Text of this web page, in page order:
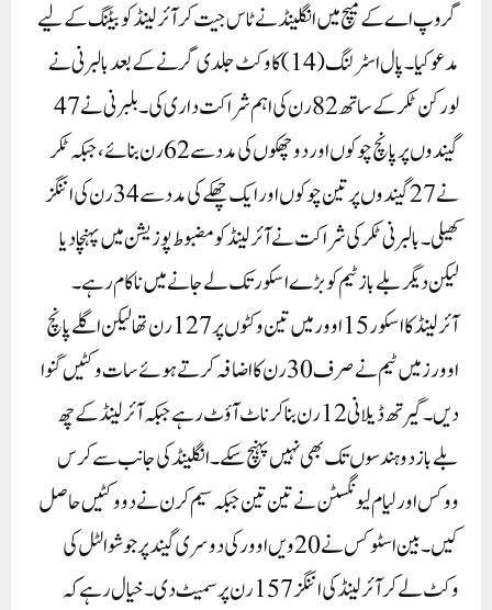
گروپ اے کے میچ میں انگلینڈ نے ٹاس جیت کر آئرلینڈ کو بیٹنگ کے لیے
مدعو کیا۔ پال اسٹرلنگ (14) کا وکٹ جلدی گرنے کے بعد بالبرنی نے
لورکن ٹکر کے ساتھ 82 رن کی اہم شراکت داری کی۔ بلبرنی نے 47
گیندوں پر پانچ چوکوں اور دو چھکوں کی مدد سے 62 رن بنائے، جبکہ ٹکر
نے 27 گیندوں پر تین چوکوں اور ایک چھکے کی مدد سے 34 رن کی اننگز
کھیلی۔بالبرنی ٹکر کی شراکت نے آئرلینڈ کو مضبوط پوزیشن میں پہنچا دیا
لیکن دیگر بلے باز ٹیم کو بڑے اسکور تک لے جانے میں ناکام رہے۔
آئرلینڈ کا اسکور 15 اوور میں تین وکٹوں پر 127 رن تھا لیکن اگلے پانچ
اوورز میں ٹیم نے صرف 30 رن کا اضافہ کرتے ہوئے سات وکٹیں گنوا
دیں۔ گیرتھ ڈیلانی 12 رن بنا کر ناٹ آؤٹ رہے جبکہ آئرلینڈ کے چھ
بلے باز دو ہندسوں تک بھی نہیں پہنچ سکے۔انگلینڈ کی جانب سے کرس
ووکس اور لیام لیونگسٹن نے تین تین جبکہ سیم کرن نے دو وکٹیں حاصل
کیں۔ بین اسٹوکس نے 20ویں اوور کی دوسری گیند پر جوشوا لٹل کی
وکٹ لے کر آئرلینڈ کی اننگز 157 رن پر سمیٹ دی۔ خیال رہے کہ